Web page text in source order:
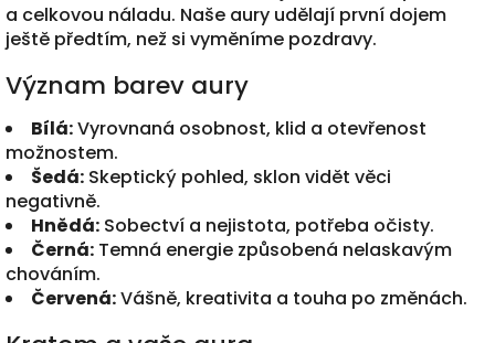
a celkovou náladu. Naše aury udělají první dojem
ještě předtím, než si vyměníme pozdravy.
Význam barev aury
Bílá:Vyrovnaná osobnost, klid a otevřenost
možnostem.
Šedá: Skeptický pohled, sklon vidět věci
negativně.
Hnědá: Sobectví a nejistota, potřeba očisty.
Černá: Temná energie způsobená nelaskavým
chováním.
Červená:Vášně, kreativita a touha po změnách.